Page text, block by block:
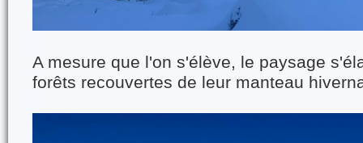
A mesure que l'on s'élève, le paysage
forêts recouvertes de leur manteau